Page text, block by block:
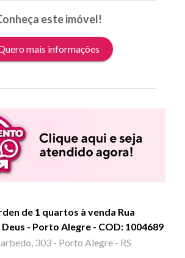
este imóvel!
mais informações
de 1 quartos à venda Rua
- Porto Alegre - COD: 1004689
303 - Porto Alegre - RS